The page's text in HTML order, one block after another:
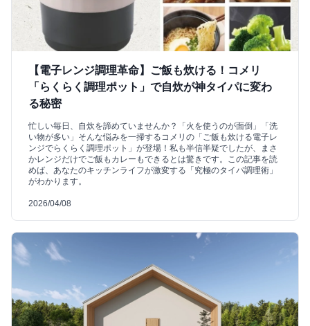
【電子レンジ調理革命】ご飯も炊ける！コメリ
「らくらく調理ポット」で自炊が神タイパに変わ
る秘密
忙しい毎日、自炊を諦めていませんか？「火を使うのが面倒」「洗
い物が多い」そんな悩みを一掃するコメリの「ご飯も炊ける電子レ
ンジでらくらく調理ポット」が登場！私も半信半疑でしたが、まさ
かレンジだけでご飯もカレーもできるとは驚きです。この記事を読
めば、あなたのキッチンライフが激変する「究極のタイパ調理術」
がわかります。
2026/04/08